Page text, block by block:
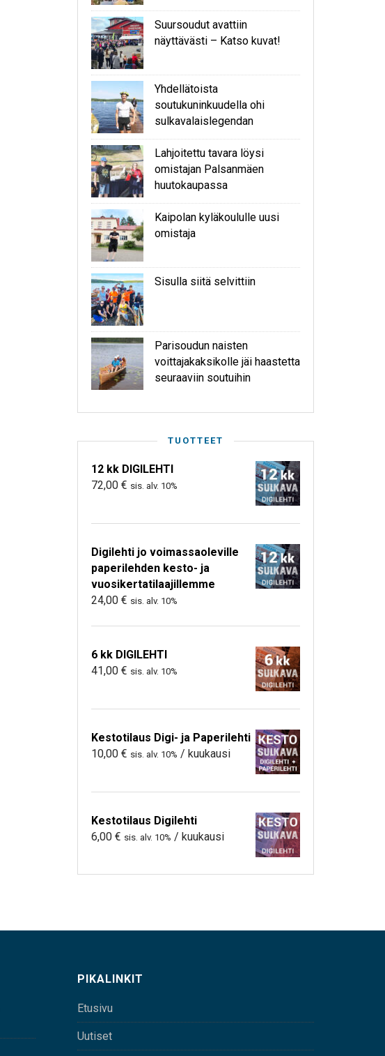
Suursoudut avattiin
näyttävästi – Katso kuvat!
Yhdellätoista
soutukuninkuudella ohi
sulkavalaislegendan
Lahjoitettu tavara löysi
omistajan Palsanmäen
huutokaupassa
Kaipolan kyläkoululle uusi
omistaja
Sisulla siitä selvittiin
Parisoudun naisten
voittajakaksikolle jäi haastetta
seuraaviin soutuihin
TUOTTEET
12 kk DIGILEHTI
72,00 € sis. alv. 10%
Digilehti jo voimassaoleville
paperilehden kesto- ja
vuosikertatilaajillemme
24,00 € sis. alv. 10%
6 kk DIGILEHTI
41,00 € sis. alv. 10%
Kestotilaus Digi- ja Paperilehti
10,00 € sis. alv. 10% / kuukausi
Kestotilaus Digilehti
6,00 € sis. alv. 10% / kuukausi
PIKALINKIT
Etusivu
Uutiset